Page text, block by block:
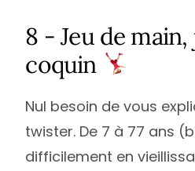
8 - Jeu de main,
coquin
Nul besoin de vous
twister. De 7 à 77 ans
difficilement en